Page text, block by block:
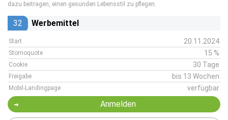
dazu beitragen, einen gesunden Lebensstil zu pflegen.
32 Werbemittel
Start 20.11.2024
Stornoquote 15 %
Cookie 30 Tage
Freigabe bis 13 Wochen
Mobil-Landingpage verfügbar
Anmelden